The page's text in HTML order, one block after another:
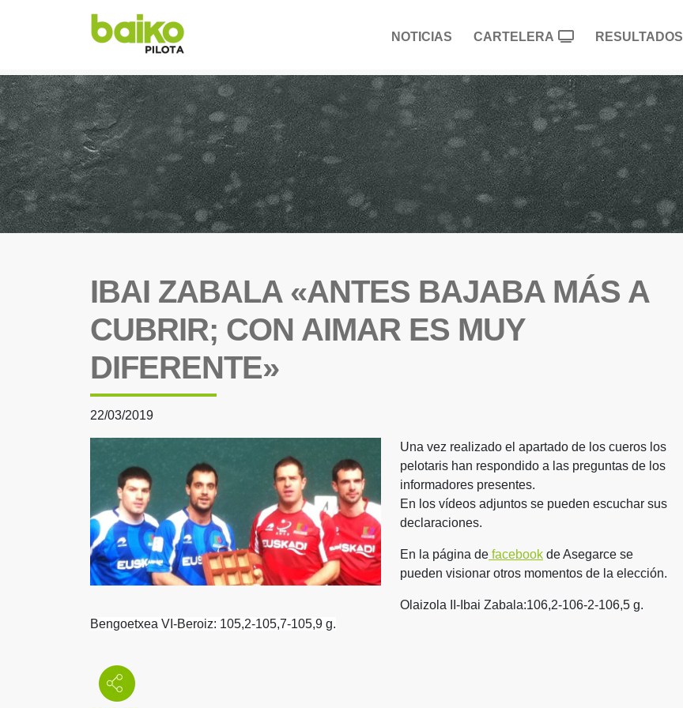
NOTICIAS CARTELERA RESULTADOS
IBAI ZABALA «ANTES BAJABA MÁS A
CUBRIR; CON AIMAR ES MUY
DIFERENTE»
22/03/2019
Una vez realizado el apartado de los cueros los
pelotaris han respondido a las preguntas de los
informadores presentes.
En los vídeos adjuntos se pueden escuchar sus
declaraciones.
En la página de facebook de Asegarce se
pueden visionar otros momentos de la elección.
Olaizola II-Ibai Zabala:106,2-106-2-106,5 g.
Bengoetxea VI-Beroiz: 105,2-105,7-105,9 g.